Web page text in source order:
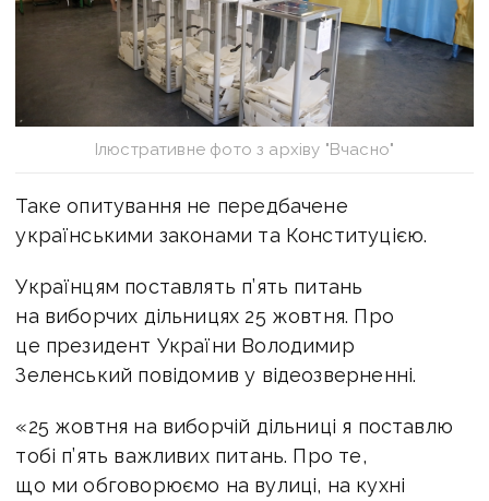
Ілюстративне фото з архіву "Вчасно"
Таке опитування не передбачене
українськими законами та Конституцією.
Українцям поставлять п’ять питань
на виборчих дільницях 25 жовтня. Про
це президент України Володимир
Зеленський повідомив у відеозверненні.
«25 жовтня на виборчій дільниці я поставлю
тобі п’ять важливих питань. Про те,
що ми обговорюємо на вулиці, на кухні